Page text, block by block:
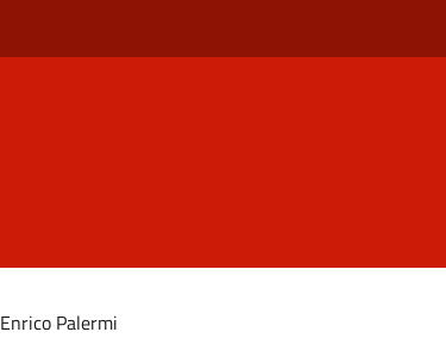
Enrico Palermi